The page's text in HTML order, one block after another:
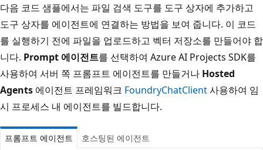
다음 코드 샘플에서는 파일 검색 도구를 도구 상자에 추가하고
도구 상자를 에이전트에 연결하는 방법을 보여 줍니다. 이 코드
를 실행하기 전에 파일을 업로드하고 벡터 저장소를 만들어야 합
니다. Prompt 에이전트를 선택하여 Azure AI Projects SDK를
사용하여 서버 쪽 프롬프트 에이전트를 만들거나 Hosted
Agents 에이전트 프레임워크 FoundryChatClient사용하여 임
시 프로세스 내 에이전트를 빌드합니다.
프롬프트 에이전트 호스팅된 에이전트